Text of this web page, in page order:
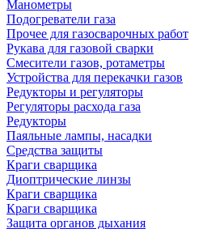
Манометры
Подогреватели газа
Прочее для газосварочных работ
Рукава для газовой сварки
Смесители газов, ротаметры
Устройства для перекачки газов
Редукторы и регуляторы
Регуляторы расхода газа
Редукторы
Паяльные лампы, насадки
Средства защиты
Краги сварщика
Диоптрические линзы
Краги сварщика
Краги сварщика
Защита органов дыхания